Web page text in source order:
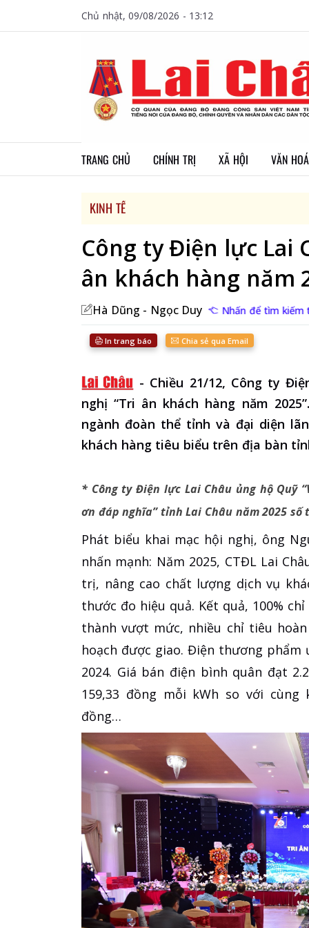
Chủ nhật, 09/08/2026 - 13:12
TRANG CHỦ CHÍNH TRỊ XÃ HỘI VĂN HOÁ
KINH TẾ
Công ty Điện lực Lai
ân khách hàng năm
Hà Dũng - Ngọc Duy Nhấn để tìm kiếm
In trang báo Chia sẻ qua Email
- Chiều 21/12, Công ty
nghị “Tri ân khách hàng năm
ngành đoàn thể tỉnh và đại diện
khách hàng tiêu biểu trên địa bàn
* Công ty Điện lực Lai Châu ủng hộ Quỹ
ơn đáp nghĩa” tỉnh Lai Châu năm 2025 số
Phát biểu khai mạc hội nghị, ông
nhấn mạnh: Năm 2025, CTĐL Lai
trị, nâng cao chất lượng dịch vụ
thước đo hiệu quả. Kết quả, 100%
thành vượt mức, nhiều chỉ tiêu
hoạch được giao. Điện thương phẩm
2024. Giá bán điện bình quân đạt
159,33 đồng mỗi kWh so với
đồng…